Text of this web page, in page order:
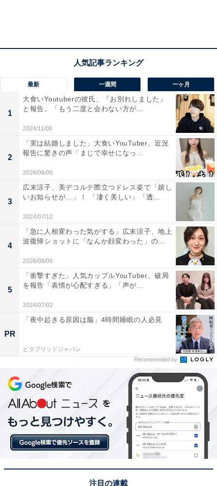
最新 一週間 一ヶ月
1
大食いYoutuberの彼氏、『お別れしました』
と報告。「もう二度と会わない方が...
2024/11/06
2
「実は結婚しました」大食いYouTuber、近況
報告に驚きの声「まじで幸せになっ...
2026/08/06
3
広末涼子、美デコルテ際立つドレス姿で「嬉し
いお知らせが…」！ 「凄く美しい」「透...
2024/07/12
4
「急に人相変わった気がする」広末涼子、地上
波復帰ショットに「なんか顔変わった」の...
2026/08/06
5
「衝撃すぎた」人気カップルYouTuber、破局
を報告「表情が心配すぎる」「声が...
2024/07/02
PR
「夜中起きる原因は脳」4時間睡眠の人必見
ビタブリッドジャパン
Recommended by
注目の連載